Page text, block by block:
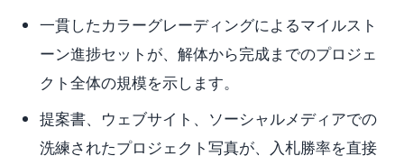
一貫したカラーグレーディングによるマイルスト
ーン進捗セットが、解体から完成までのプロジェ
クト全体の規模を示します。
提案書、ウェブサイト、ソーシャルメディアでの
洗練されたプロジェクト写真が、入札勝率を直接